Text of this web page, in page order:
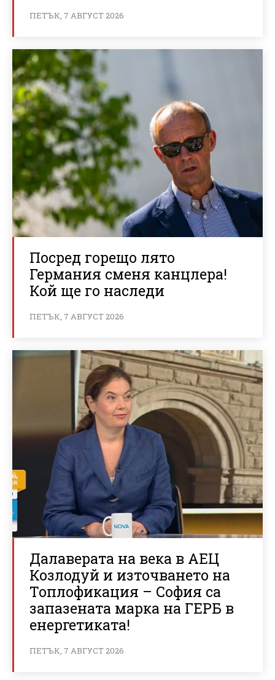
ПЕТЪК, 7 АВГУСТ 2026
Посред горещо лято
Германия сменя канцлера!
Кой ще го наследи
ПЕТЪК, 7 АВГУСТ 2026
Далаверата на века в АЕЦ
Козлодуй и източването на
Топлофикация – София са
запазената марка на ГЕРБ в
енергетиката!
ПЕТЪК, 7 АВГУСТ 2026